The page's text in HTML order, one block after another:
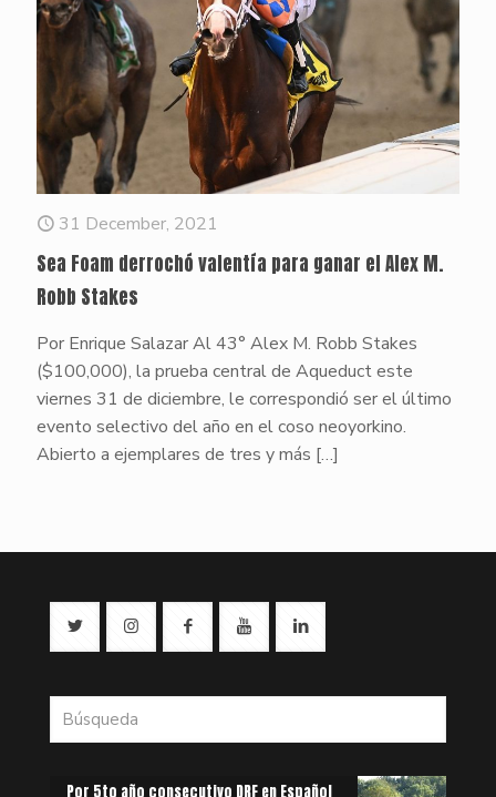
31 December, 2021
Sea Foam derrochó valentía para ganar el Alex M.
Robb Stakes
Por Enrique Salazar Al 43° Alex M. Robb Stakes
($100,000), la prueba central de Aqueduct este
viernes 31 de diciembre, le correspondió ser el último
evento selectivo del año en el coso neoyorkino.
Abierto a ejemplares de tres y más […]
Por 5to año consecutivo DRF en Español